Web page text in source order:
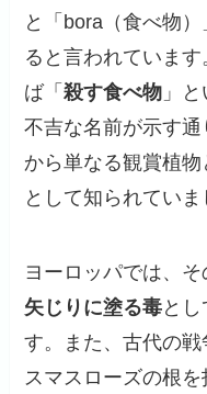
と「bora（食べ物
ると言われていま
ば「殺す食べ物 」
不吉な名前が示す
から単なる観賞植
として知られていま
ヨーロッパでは、
矢じりに塗る毒と
す。また、古代の
スマスローズの根